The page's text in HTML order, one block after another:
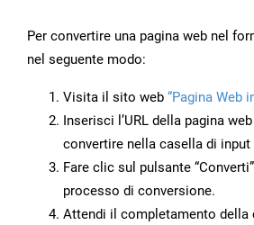
Per convertire una pagina web nel
nel seguente modo:
Visita il sito web “Pagina Web
Inserisci l’URL della pagina
convertire nella casella di input
Fare clic sul pulsante
processo di conversione.
Attendi il completamento della